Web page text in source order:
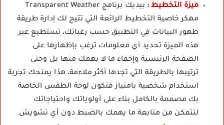
ميزة التخطيط :
بيديك برنامج Transparent Weather
مهكر خاصية التخطيط الرائعة التي تتيح لك إدارة طريقة
ظهور البيانات في التطبيق حسب رغباتك، تستطيع عبر
هذه الميزة تحديد أي معلومات ترغب بإظهارها على
الصفحة الرئيسية وإخفاء ما لا يهمك منها بل وحتى
ترتيبها بالطريقة التي تجدها أكثر ملاءمة، هذا يمنحك تجربة
استخدام شخصية بامتياز فتكون لوحة الطقس الخاصة
بك مصممة بالكامل بناء على أولوياتك واحتياجاتك
لتتمكن من متابعة ما يهمك بالضبط دون أي تشويش.